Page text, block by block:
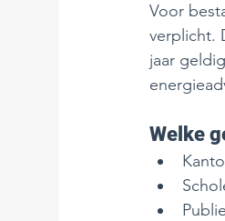
Voor
verplicht.
jaar
Welke